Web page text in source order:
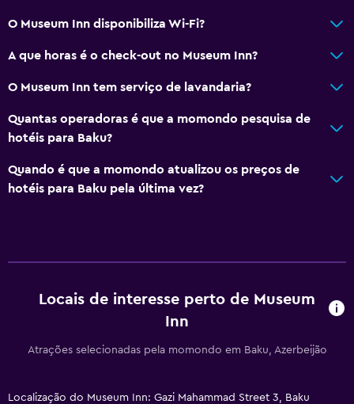
O Museum Inn disponibiliza Wi-Fi?
A que horas é o check-out no Museum Inn?
O Museum Inn tem serviço de lavandaria?
Quantas operadoras é que a momondo pesquisa de
hotéis para Baku?
Quando é que a momondo atualizou os preços de
hotéis para Baku pela última vez?
Locais de interesse perto de Museum
Inn
Atrações selecionadas pela momondo em Baku, Azerbeijão
Localização do Museum Inn: Gazi Mahammad Street 3, Baku